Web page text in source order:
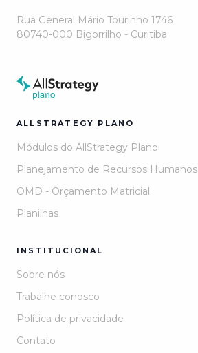
Rua General Mário Tourinho 1746
80740-000 Bigorrilho - Curitiba
ALLSTRATEGY PLANO
Módulos do AllStrategy Plano
Planejamento de Recursos Humanos
OMD - Orçamento Matricial
Planilhas
INSTITUCIONAL
Sobre nós
Trabalhe conosco
Política de privacidade
Contato